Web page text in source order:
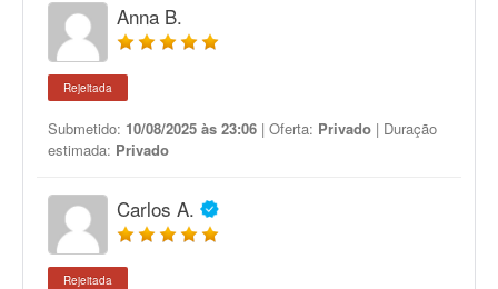
Anna B.
Rejeitada
Submetido: 10/08/2025 às 23:06 | Oferta: Privado | Duração
estimada: Privado
Carlos A.
Rejeitada